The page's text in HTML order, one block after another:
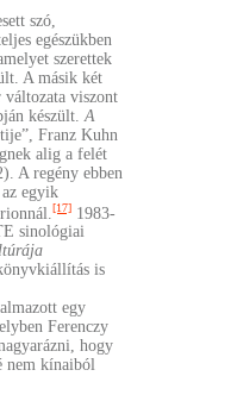
szó,
egészükben
szerettek
A másik két
változata viszont
készült. A
Franz Kuhn
alig a felét
A regény ebben
egyik
[17] 1983-
sinológiai
is
egy
Ferenczy
hogy
nem kínaiból